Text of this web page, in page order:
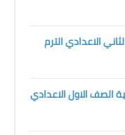
الاعدادي الترم
الصف الاول الاعدادي